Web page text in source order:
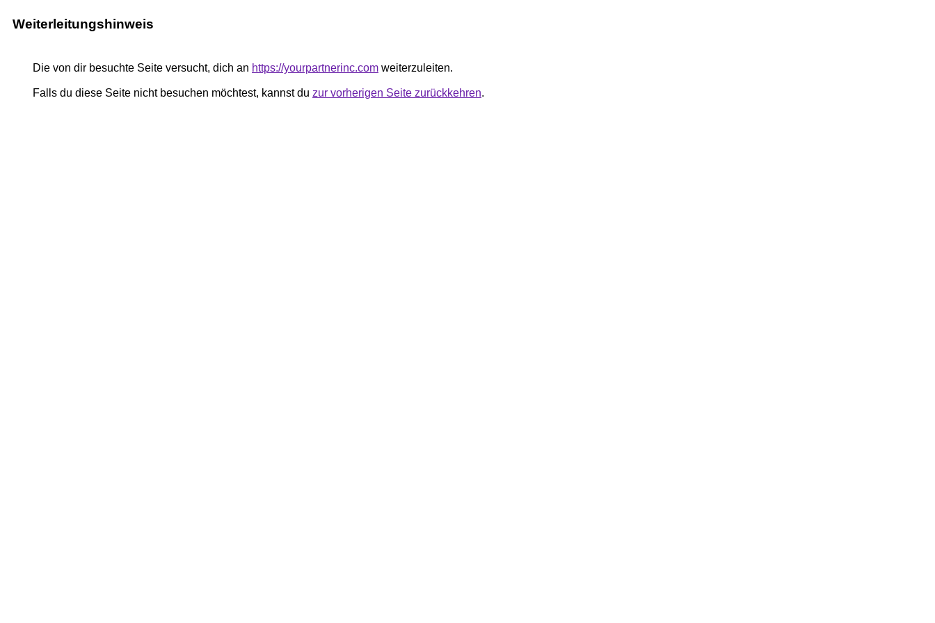
Weiterleitungshinweis
Die von dir besuchte Seite versucht, dich an https://yourpartnerinc.com weiterzuleiten.
Falls du diese Seite nicht besuchen möchtest, kannst du zur vorherigen Seite zurückkehren.